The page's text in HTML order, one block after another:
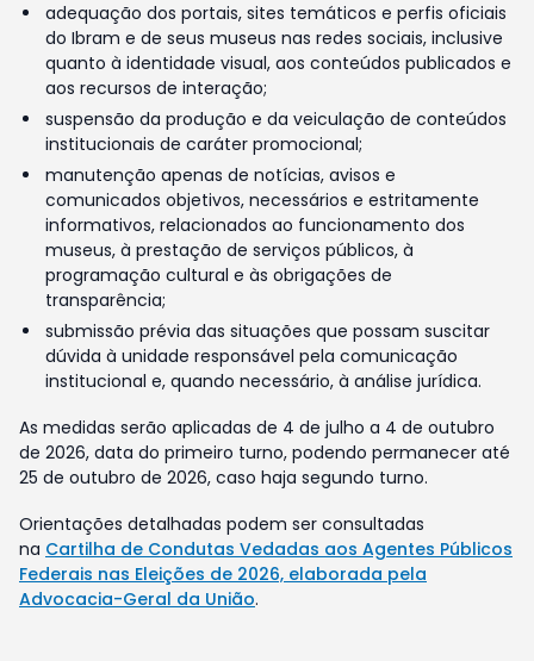
adequação dos portais, sites temáticos e perfis oficiais
do Ibram e de seus museus nas redes sociais, inclusive
quanto à identidade visual, aos conteúdos publicados e
aos recursos de interação;
suspensão da produção e da veiculação de conteúdos
institucionais de caráter promocional;
manutenção apenas de notícias, avisos e
comunicados objetivos, necessários e estritamente
informativos, relacionados ao funcionamento dos
museus, à prestação de serviços públicos, à
programação cultural e às obrigações de
transparência;
submissão prévia das situações que possam suscitar
dúvida à unidade responsável pela comunicação
institucional e, quando necessário, à análise jurídica.
As medidas serão aplicadas de 4 de julho a 4 de outubro
de 2026, data do primeiro turno, podendo permanecer até
25 de outubro de 2026, caso haja segundo turno.
Orientações detalhadas podem ser consultadas
na Cartilha de Condutas Vedadas aos Agentes Públicos
Federais nas Eleições de 2026, elaborada pela
Advocacia-Geral da União.